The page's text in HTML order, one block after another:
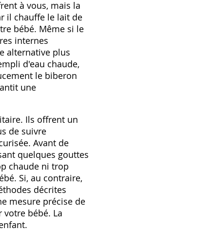
à vous‚ mais la
il chauffe le lait de
bébé. Même si le
internes
alternative plus
d'eau chaude‚
le biberon
une
Ils offrent un
de suivre
Avant de
quelques gouttes
chaude ni trop
Si‚ au contraire‚
décrites
mesure précise de
bébé. La